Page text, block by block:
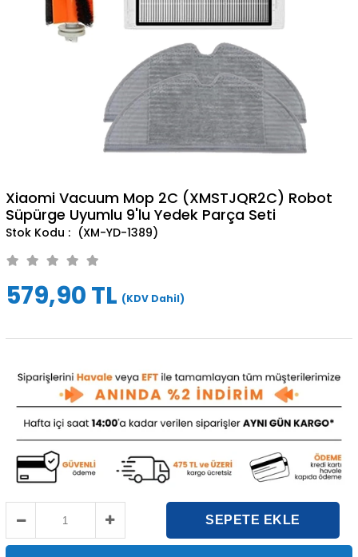
Xiaomi Vacuum Mop 2C (XMSTJQR2C) Robot
Süpürge Uyumlu 9'lu Yedek Parça Seti
(XM-YD-1389)
579,90 TL (KDV Dahil)